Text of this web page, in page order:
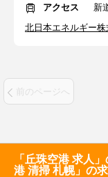
アクセス
新
北日本エネルギー
前のページへ
「丘珠空港 求人
港 清掃 札幌」の